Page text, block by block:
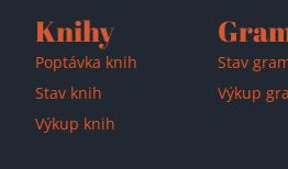
Knihy
Poptávka knih
Stav knih
Výkup knih
Stav
Výkup